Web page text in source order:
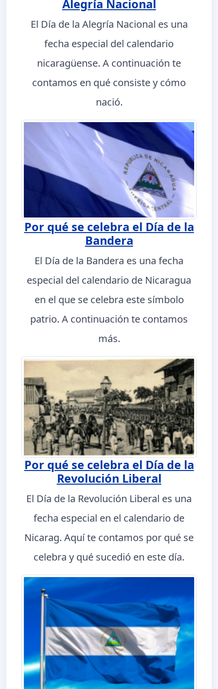
Alegría Nacional
El Día de la Alegría Nacional es una
fecha especial del calendario
nicaragüense. A continuación te
contamos en qué consiste y cómo
nació.
Por qué se celebra el Día de la
Bandera
El Día de la Bandera es una fecha
especial del calendario de Nicaragua
en el que se celebra este símbolo
patrio. A continuación te contamos
más.
Por qué se celebra el Día de la
Revolución Liberal
El Día de la Revolución Liberal es una
fecha especial en el calendario de
Nicarag. Aquí te contamos por qué se
celebra y qué sucedió en este día.